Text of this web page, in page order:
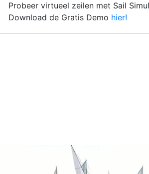
Probeer virtueel zeilen met Sail
Download de Gratis Demo hier!